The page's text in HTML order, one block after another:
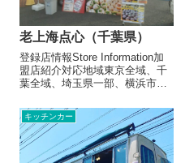
老上海点心（千葉県）
登録店情報Store Information加
盟店紹介対応地域東京全域、千
葉全域、埼玉県一部、横浜市出
ントメニュー/販売・取扱品目焼
き小籠包 300円中華バーガー
600円ゴマ団子 300円麻辣はん
６５０お店よ...
キッチンカー